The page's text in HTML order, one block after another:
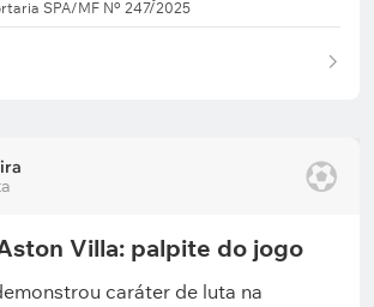
Villa: palpite do jogo
caráter de luta na